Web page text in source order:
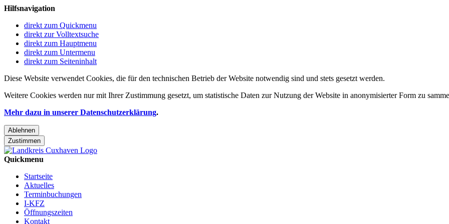
Hilfsnavigation
direkt zum Quickmenu
direkt zur Volltextsuche
direkt zum Hauptmenu
direkt zum Untermenu
direkt zum Seiteninhalt
Diese Website verwendet Cookies, die für den technischen Betrieb der Website notwendig sind und stets gesetzt werden.
Weitere Cookies werden nur mit Ihrer Zustimmung gesetzt, um statistische Daten zur Nutzung der Website in anonymisierter Form zu
Mehr dazu in unserer Datenschutzerklärung.
Ablehnen
Zustimmen
Quickmenu
Startseite
Aktuelles
Terminbuchungen
I-KFZ
Öffnungszeiten
Kontakt